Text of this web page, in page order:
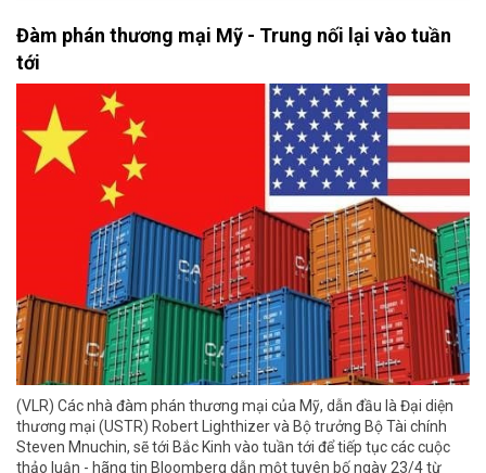
Đàm phán thương mại Mỹ - Trung nối lại vào tuần
tới
(VLR) Các nhà đàm phán thương mại của Mỹ, dẫn đầu là Đại diện
thương mại (USTR) Robert Lighthizer và Bộ trưởng Bộ Tài chính
Steven Mnuchin, sẽ tới Bắc Kinh vào tuần tới để tiếp tục các cuộc
thảo luận - hãng tin Bloomberg dẫn một tuyên bố ngày 23/4 từ